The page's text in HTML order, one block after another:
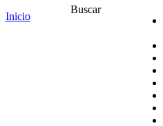
Inicio
Buscar